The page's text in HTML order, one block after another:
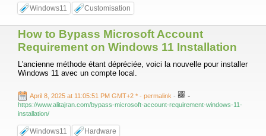
Windows11 Customisation
How to Bypass Microsoft Account
Requirement on Windows 11 Installation
L'ancienne méthode étant dépréciée, voici la nouvelle pour installer
Windows 11 avec un compte local.
April 8, 2025 at 11:05:51 PM GMT+2 * - permalink - -
https://www.alitajran.com/bypass-microsoft-account-requirement-windows-11-
installation/
Windows11 Hardware